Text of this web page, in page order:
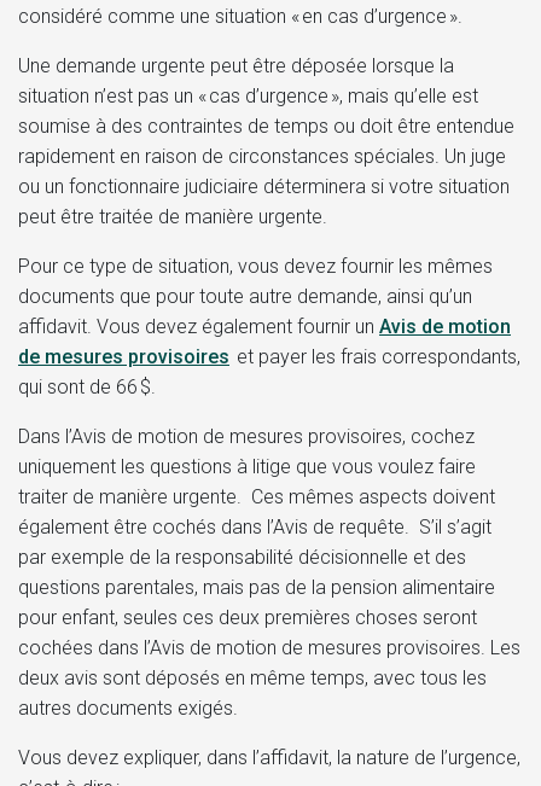
considéré comme une situation « en cas d’urgence ».
Une demande urgente peut être déposée lorsque la
situation n’est pas un « cas d’urgence », mais qu’elle est
soumise à des contraintes de temps ou doit être entendue
rapidement en raison de circonstances spéciales. Un juge
ou un fonctionnaire judiciaire déterminera si votre situation
peut être traitée de manière urgente.
Pour ce type de situation, vous devez fournir les mêmes
documents que pour toute autre demande, ainsi qu’un
affidavit. Vous devez également fournir un Avis de motion
de mesures provisoires et payer les frais correspondants,
qui sont de 66 $.
Dans l’Avis de motion de mesures provisoires, cochez
uniquement les questions à litige que vous voulez faire
traiter de manière urgente. Ces mêmes aspects doivent
également être cochés dans l’Avis de requête. S’il s’agit
par exemple de la responsabilité décisionnelle et des
questions parentales, mais pas de la pension alimentaire
pour enfant, seules ces deux premières choses seront
cochées dans l’Avis de motion de mesures provisoires. Les
deux avis sont déposés en même temps, avec tous les
autres documents exigés.
Vous devez expliquer, dans l’affidavit, la nature de l’urgence,